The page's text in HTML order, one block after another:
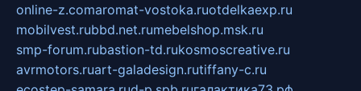
online-z.comaromat-vostoka.ruotdelkaexp.ru
mobilvest.rubbd.net.rumebelshop.msk.ru
smp-forum.rubastion-td.rukosmoscreative.ru
avrmotors.ruart-galadesign.rutiffany-c.ru